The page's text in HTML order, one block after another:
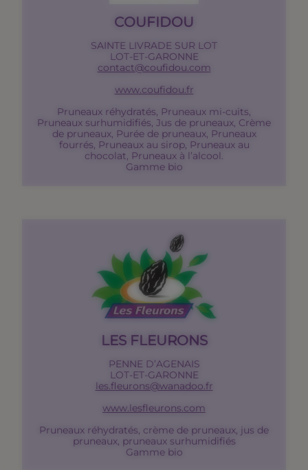
COUFIDOU
SAINTE LIVRADE SUR LOT
LOT-ET-GARONNE
contact@coufidou.com
www.coufidou.fr
Pruneaux réhydratés, Pruneaux mi-cuits,
Pruneaux surhumidifiés, Jus de pruneaux, Crème
de pruneaux, Purée de pruneaux, Pruneaux
fourrés, Pruneaux au sirop, Pruneaux au
chocolat, Pruneaux à l’alcool.
Gamme bio
LES FLEURONS
PENNE D’AGENAIS
LOT-ET-GARONNE
les.fleurons@wanadoo.fr
www.lesfleurons.com
Pruneaux réhydratés, crème de pruneaux, jus de
pruneaux, pruneaux surhumidifiés
Gamme bio